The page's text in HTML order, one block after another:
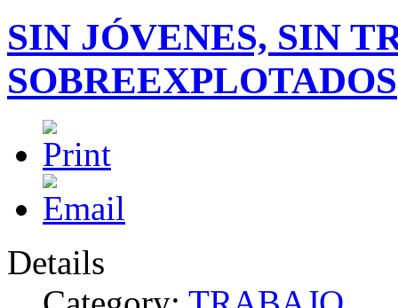
SIN JÓVENES, SIN
SOBREEXPLOTADOS
Details